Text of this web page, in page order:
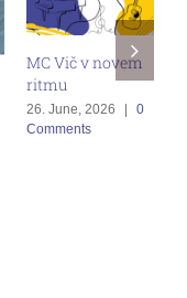
MC Vič v novem
ritmu
26. June, 2026
0
Comments